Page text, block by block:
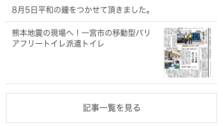
8月5日平和の鐘をつかせて頂きました。
熊本地震の現場へ！一宮市の移動型バリ
アフリートイレ派遣トイレ
記事一覧を見る